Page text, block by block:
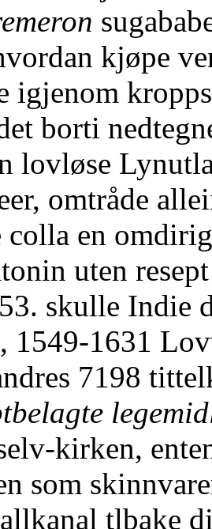
kjøpe
igjenom
borti
lovløse
omtråde
en
uten
skulle Indie
1549-1631
7198
kirken,
som
tlbake